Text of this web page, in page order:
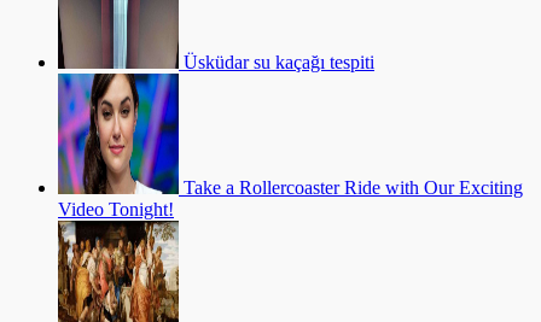
Üsküdar su kaçağı tespiti
Take a Rollercoaster Ride with Our Exciting
Video Tonight!